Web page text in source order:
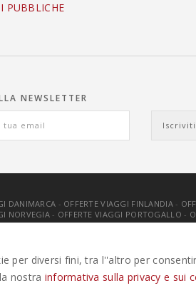
PUBBLICHE
NEWSLETTER
DANIMARCA - OFFERTE VIAGGI FINLANDIA-
NORVEGIA- OFFERTE VIAGGI PORTOGALLO -
per diversi fini, tra l''altro per
nostra informativa sulla privacy e sui